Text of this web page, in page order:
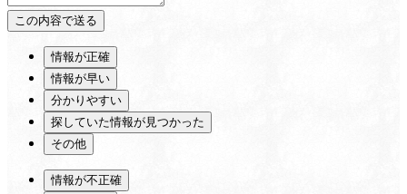
情報が正確
情報が早い
分かりやすい
探していた情報が見つかった
その他
情報が不正確